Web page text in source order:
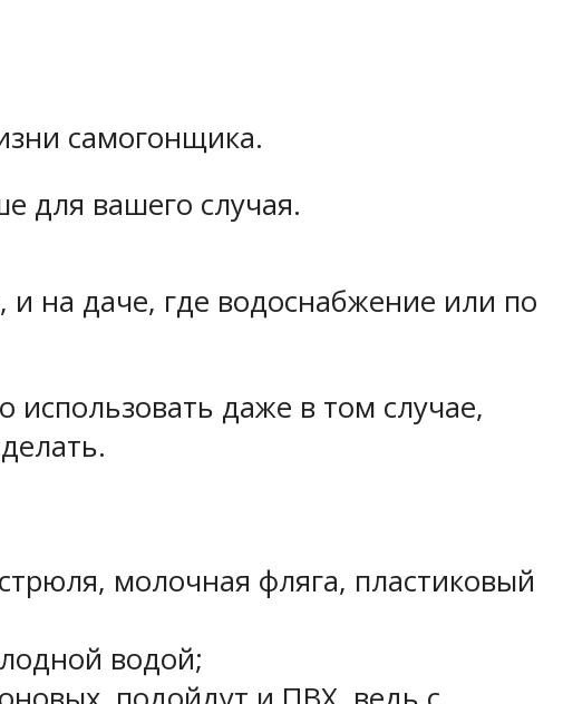
самогонщика.
для вашего случая.
и на даче, где водоснабжение или по
даже в том случае,
молочная фляга, пластиковый
водой;